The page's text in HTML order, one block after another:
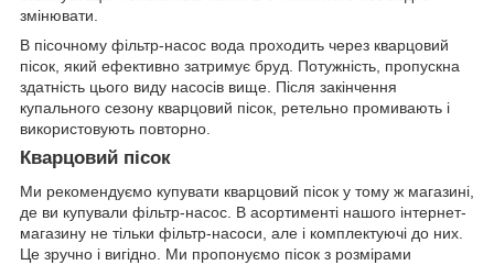
змінювати.
В пісочному фільтр-насос вода проходить через кварцовий
пісок, який ефективно затримує бруд. Потужність, пропускна
здатність цього виду насосів вище. Після закінчення
купального сезону кварцовий пісок, ретельно промивають і
використовують повторно.
Кварцовий пісок
Ми рекомендуємо купувати кварцовий пісок у тому ж магазині,
де ви купували фільтр-насос. В асортименті нашого інтернет-
магазину не тільки фільтр-насоси, але і комплектуючі до них.
Це зручно і вигідно. Ми пропонуємо пісок з розмірами